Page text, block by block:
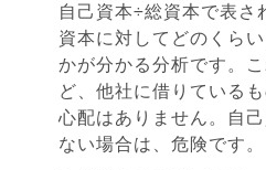
自己資本÷総資本で表さ
資本に対してどのくら
かが分かる分析です。
ど、他社に借りている
心配はありません。自
ない場合は、危険です。